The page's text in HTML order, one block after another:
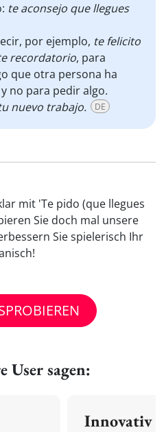
te aconsejo que llegues
por ejemplo, te felicito
recordatorio, para
que otra persona ha
no para pedir algo.
nuevo trabajo. DE
mit 'Te pido (que llegues
Sie doch mal unsere
Sie spielerisch Ihr
User sagen:
Innovativ